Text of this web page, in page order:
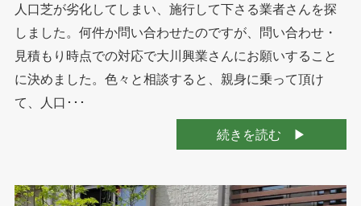
人口芝が劣化してしまい、施行して下さる業者さんを探
しました。何件か問い合わせたのですが、問い合わせ・
見積もり時点での対応で大川興業さんにお願いすること
に決めました。色々と相談すると、親身に乗って頂け
て、人口･･･
続きを読む